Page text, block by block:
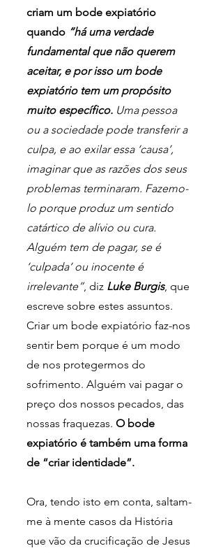
criam um bode expiatório
quando “há uma verdade
fundamental que não querem
aceitar, e por isso um bode
expiatório tem um propósito
muito específico. Uma pessoa
ou a sociedade pode transferir a
culpa, e ao exilar essa ‘causa’,
imaginar que as razões dos seus
problemas terminaram. Fazemo-
lo porque produz um sentido
catártico de alívio ou cura.
Alguém tem de pagar, se é
‘culpada’ ou inocente é
irrelevante”, diz Luke Burgis, que
escreve sobre estes assuntos.
Criar um bode expiatório faz-nos
sentir bem porque é um modo
de nos protegermos do
sofrimento. Alguém vai pagar o
preço dos nossos pecados, das
nossas fraquezas. O bode
expiatório é também uma forma
de “criar identidade”.
Ora, tendo isto em conta, saltam-
me à mente casos da História
que vão da crucificação de Jesus